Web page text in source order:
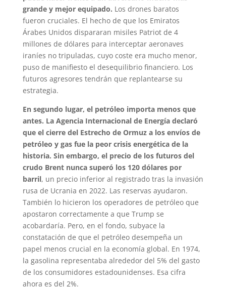
grande y mejor equipado. Los drones baratos
fueron cruciales. El hecho de que los Emiratos
Árabes Unidos dispararan misiles Patriot de 4
millones de dólares para interceptar aeronaves
iraníes no tripuladas, cuyo coste era mucho menor,
puso de manifiesto el desequilibrio financiero. Los
futuros agresores tendrán que replantearse su
estrategia.
En segundo lugar, el petróleo importa menos que
antes. La Agencia Internacional de Energía declaró
que el cierre del Estrecho de Ormuz a los envíos de
petróleo y gas fue la peor crisis energética de la
historia. Sin embargo, el precio de los futuros del
crudo Brent nunca superó los 120 dólares por
barril, un precio inferior al registrado tras la invasión
rusa de Ucrania en 2022. Las reservas ayudaron.
También lo hicieron los operadores de petróleo que
apostaron correctamente a que Trump se
acobardaría. Pero, en el fondo, subyace la
constatación de que el petróleo desempeña un
papel menos crucial en la economía global. En 1974,
la gasolina representaba alrededor del 5% del gasto
de los consumidores estadounidenses. Esa cifra
ahora es del 2%.